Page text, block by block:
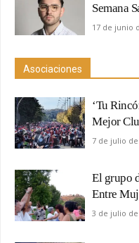
Semana
17 de junio
Asociaciones
‘Tu
Mejor
7 de julio de
El grupo
Entre
3 de julio de